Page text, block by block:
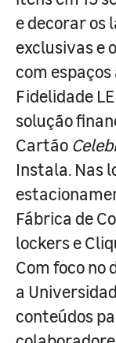
e decorar os
exclusivas e
com
Fidelidade
solução
Cartão
Instala. Nas
Fábrica de
lockers e
Com foco no
a
conteúdos